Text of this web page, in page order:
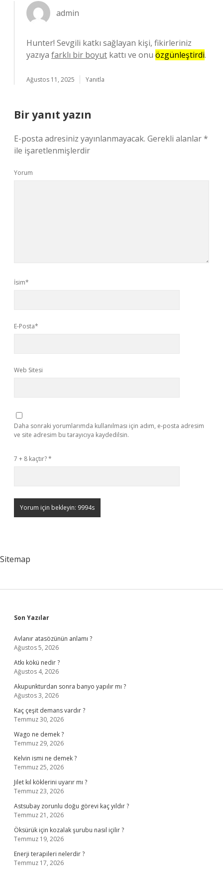
admin
Hunter! Sevgili katkı sağlayan kişi, fikirleriniz
yazıya farklı bir boyut kattı ve onu özgünleştirdi.
Ağustos 11, 2025 Yanıtla
Bir yanıt yazın
E-posta adresiniz yayınlanmayacak. Gerekli alanlar*
ile işaretlenmişlerdir
Yorum
İsim*
E-Posta*
Web Sitesi
Daha sonraki yorumlarımda kullanılması için adım, e-posta adresim
ve site adresim bu tarayıcıya kaydedilsin.
7 + 8 kaçtır?*
Sitemap
Sidebar
Son Yazılar
Avlanır atasözünün anlamı ?
Ağustos 5, 2026
Atkı kökü nedir ?
Ağustos 4, 2026
Akupunkturdan sonra banyo yapılır mı ?
Ağustos 3, 2026
Kaç çeşit demans vardır ?
Temmuz 30, 2026
Wago ne demek ?
Temmuz 29, 2026
Kelvin ismi ne demek ?
Temmuz 25, 2026
Jilet kıl köklerini uyarır mı ?
Temmuz 23, 2026
Astsubay zorunlu doğu görevi kaç yıldır ?
Temmuz 21, 2026
Öksürük için kozalak şurubu nasıl içilir ?
Temmuz 19, 2026
Enerji terapileri nelerdir ?
Temmuz 17, 2026